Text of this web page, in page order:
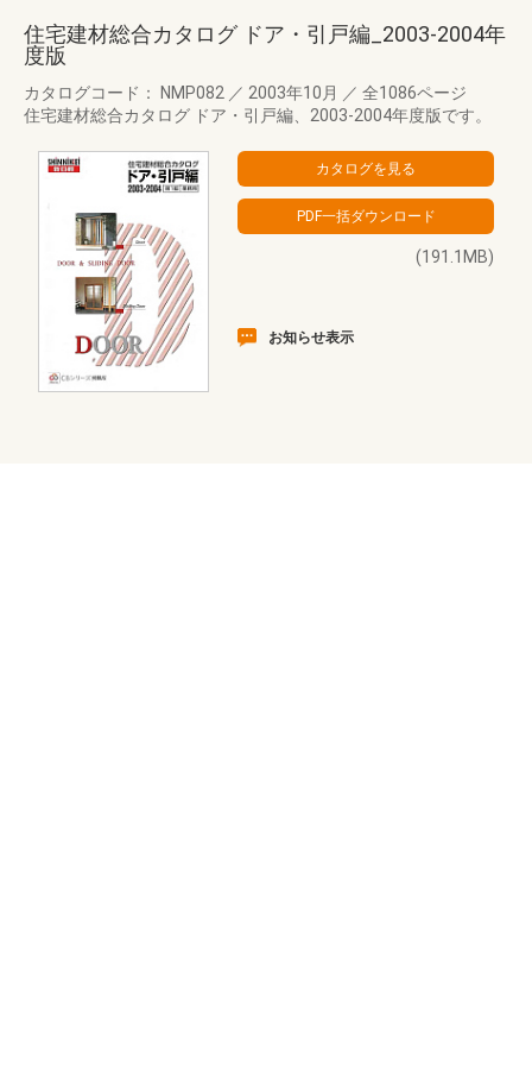
住宅建材総合カタログ ドア・引戸編_2003-2004年
度版
カタログコード： NMP082 ／ 2003年10月 ／ 全1086ページ
住宅建材総合カタログ ドア・引戸編、2003-2004年度版です。
(191.1MB)
お知らせ表示